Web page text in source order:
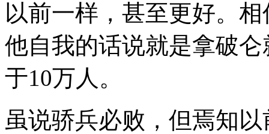
以前一样，甚至更好。
他自我的话说就是拿破
于10万人。
虽说骄兵必败，但焉知